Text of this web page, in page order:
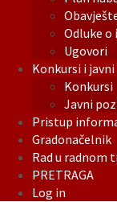
Odluke o
Ugovori
Konkursi i
Konkursi
Javni
Pristup
Gradonačelnik
Rad u radnom
PRETRAGA
Log in